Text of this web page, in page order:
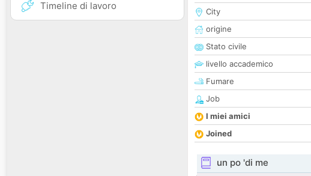
Timeline di lavoro
City
origine
Stato civile
livello accademico
Fumare
Job
I miei amici
Joined
un po 'di me